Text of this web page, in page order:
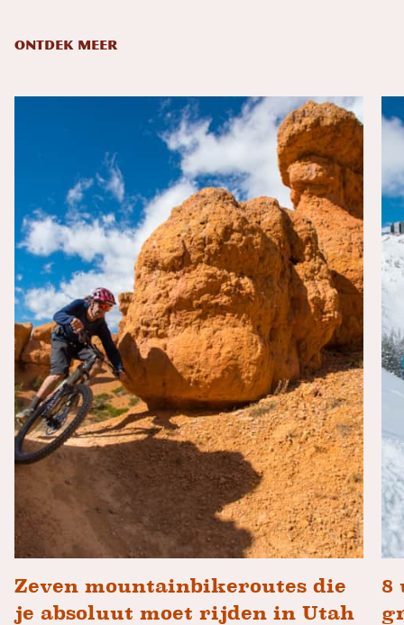
ONTDEK MEER
Zeven mountainbikeroutes die
je absoluut moet rijden in Utah
8